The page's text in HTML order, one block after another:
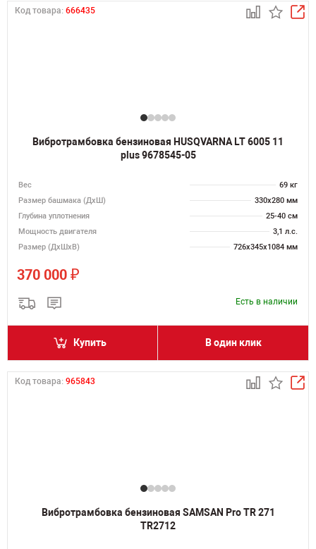
Код товара: 666435
Вибротрамбовка бензиновая HUSQVARNA LT 6005 11
plus 9678545-05
Вес
69 кг
Размер башмака (ДхШ)
330х280 мм
Глубина уплотнения
25-40 см
Мощность двигателя
3,1 л.с.
Размер (ДхШхВ)
726х345х1084 мм
370 000 ₽
Есть в наличии
Купить В один клик
Код товара: 965843
Вибротрамбовка бензиновая SAMSAN Pro TR 271
TR2712